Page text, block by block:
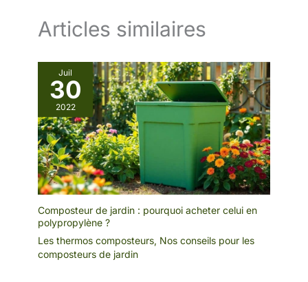
Articles similaires
Juil
30
2022
Composteur de jardin : pourquoi acheter celui en
polypropylène ?
Les thermos composteurs, Nos conseils pour les
composteurs de jardin